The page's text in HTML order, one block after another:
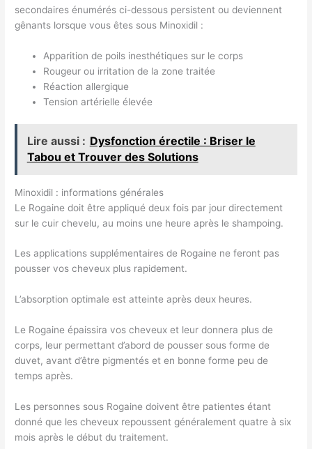
secondaires énumérés ci-dessous persistent ou deviennent
gênants lorsque vous êtes sous Minoxidil :
Apparition de poils inesthétiques sur le corps
Rougeur ou irritation de la zone traitée
Réaction allergique
Tension artérielle élevée
Lire aussi : Dysfonction érectile : Briser le
Tabou et Trouver des Solutions
Minoxidil : informations générales
Le Rogaine doit être appliqué deux fois par jour directement
sur le cuir chevelu, au moins une heure après le shampoing.
Les applications supplémentaires de Rogaine ne feront pas
pousser vos cheveux plus rapidement.
L’absorption optimale est atteinte après deux heures.
Le Rogaine épaissira vos cheveux et leur donnera plus de
corps, leur permettant d’abord de pousser sous forme de
duvet, avant d’être pigmentés et en bonne forme peu de
temps après.
Les personnes sous Rogaine doivent être patientes étant
donné que les cheveux repoussent généralement quatre à six
mois après le début du traitement.